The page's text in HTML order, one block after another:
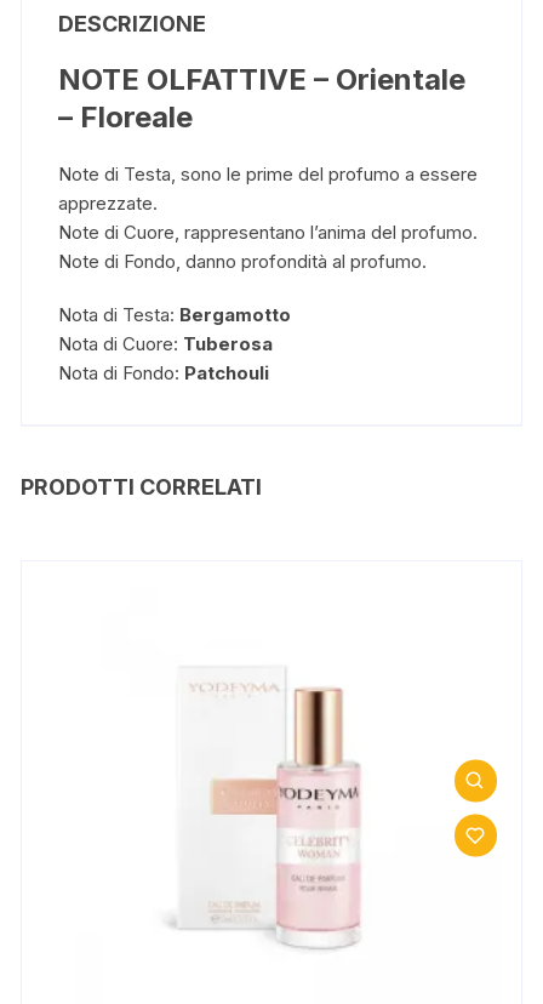
DESCRIZIONE
NOTE OLFATTIVE – Orientale
– Floreale
Note di Testa, sono le prime del profumo a essere
apprezzate.
Note di Cuore, rappresentano l’anima del profumo.
Note di Fondo, danno profondità al profumo.
Nota di Testa: Bergamotto
Nota di Cuore: Tuberosa
Nota di Fondo: ​​​​​​​ Patchouli
PRODOTTI CORRELATI